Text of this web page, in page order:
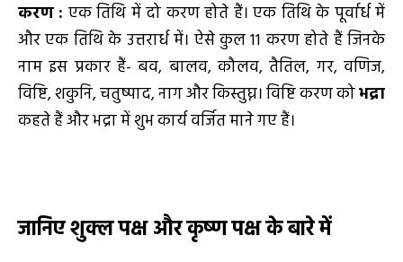
करण : एक तिथि में दो करण होते हैं। एक तिथि के पूर्वार्ध में
और एक तिथि के उत्तरार्ध में। ऐसे कुल 11 करण होते हैं जिनके
नाम इस प्रकार हैं- बव, बालव, कौलव, तैतिल, गर, वणिज,
विष्टि, शकुनि, चतुष्पाद, नाग और किस्तुघ्न। विष्टि करण कोभद्रा
कहते हैं और भद्रा में शुभ कार्य वर्जित माने गए हैं।
जानिएशुक्ल पक्ष और कृष्ण पक्ष के बारे में